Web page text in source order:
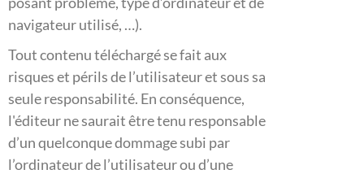
navigateur utilisé, …).
Tout contenu téléchargé se fait aux
risques et périls de l’utilisateur et sous sa
seule responsabilité. En conséquence,
l'éditeur ne saurait être tenu responsable
d’un quelconque dommage subi par
l’ordinateur de l’utilisateur ou d’une